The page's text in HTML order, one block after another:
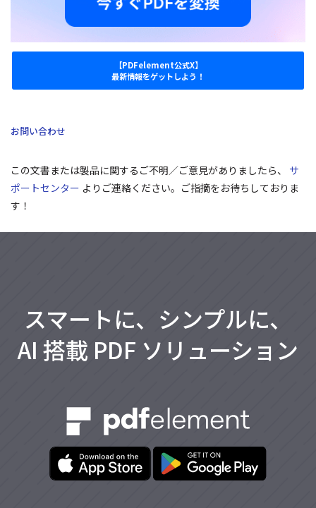
【PDFelement公式X】
最新情報をゲットしよう！
お問い合わせ
この文書または製品に関するご不明／ご意見がありましたら、 サ
ポートセンター よりご連絡ください。ご指摘をお待ちしておりま
す！
スマートに、シンプルに、
AI 搭載 PDF ソリューション